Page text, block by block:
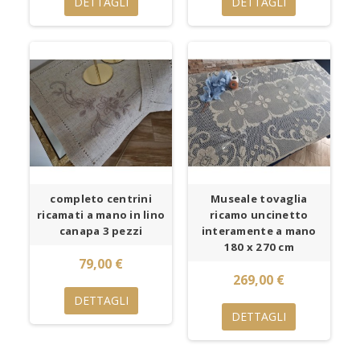
completo centrini
ricamati a mano in lino
canapa 3 pezzi
79,00 €
DETTAGLI
Museale tovaglia
ricamo uncinetto
interamente a mano
180 x 270 cm
269,00 €
DETTAGLI